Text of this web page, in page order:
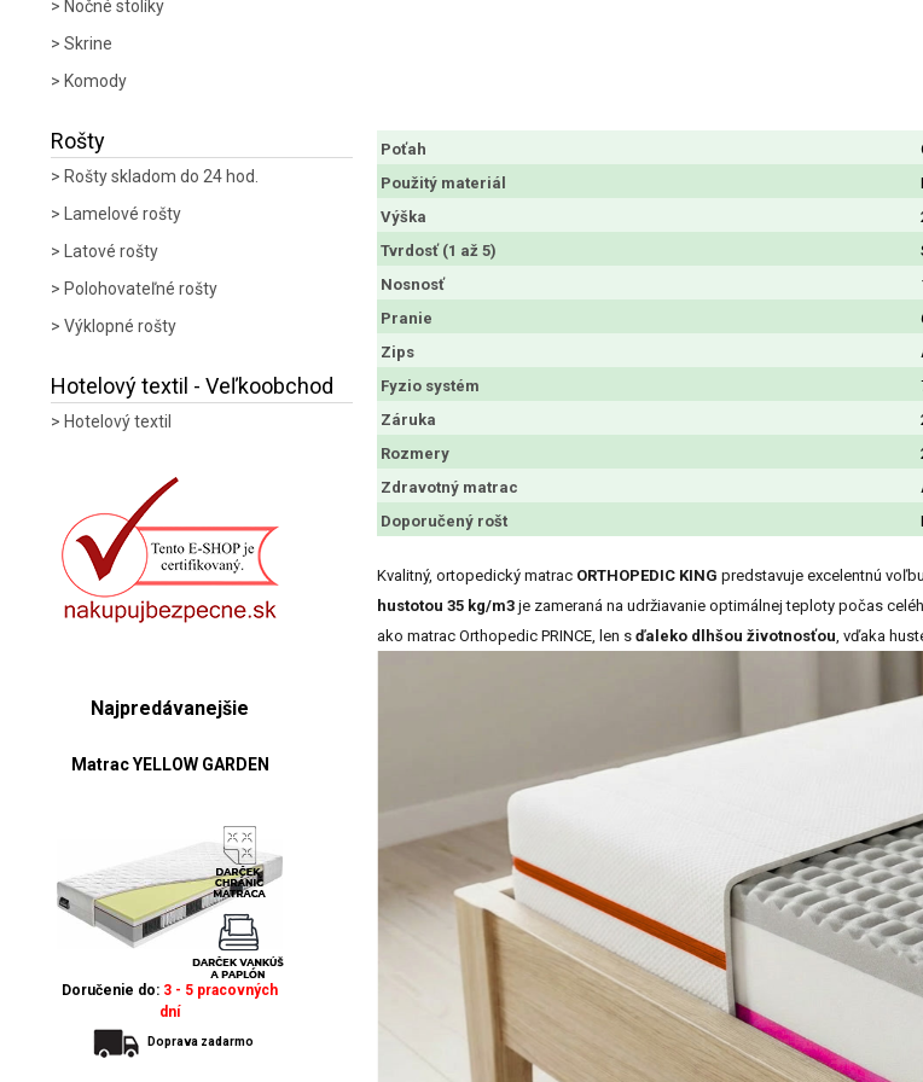
Nočné stolíky
Skrine
Komody
Rošty
Rošty skladom do 24 hod.
Lamelové rošty
Latové rošty
Polohovateľné rošty
Výklopné rošty
Hotelový textil - Veľkoobchod
Hotelový textil
Najpredávanejšie
Matrac YELLOW GARDEN
Doručenie do: 3 - 5 pracovných
dní
Doprava zadarmo
Poťah
Použitý materiál
Výška
Tvrdosť (1 až 5)
Nosnosť
Pranie
Zips
Fyzio systém
Záruka
Rozmery
Zdravotný matrac
Doporučený rošt
Kvalitný, ortopedický matrac ORTHOPEDIC KING predstavuje excelentnú voľbu
hustotou 35 kg/m3 je zameraná na udržiavanie optimálnej teploty počas
ako matrac Orthopedic PRINCE, len s ďaleko dlhšou životnosťou, vďaka